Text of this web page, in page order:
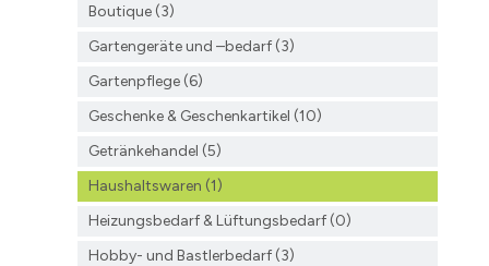
Boutique (3)
Gartengeräte und –bedarf (3)
Gartenpflege (6)
Geschenke & Geschenkartikel (10)
Getränkehandel (5)
Haushaltswaren (1)
Heizungsbedarf & Lüftungsbedarf (0)
Hobby- und Bastlerbedarf (3)